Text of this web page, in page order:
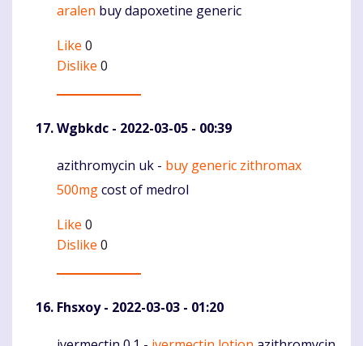
aralen buy dapoxetine generic
Like 0
Dislike 0
Wgbkdc - 2022-03-05 - 00:39
Komentaras
azithromycin uk - buy generic zithromax
500mgcost of medrol
Like 0
Dislike 0
Fhsxoy- 2022-03-03 - 01:20